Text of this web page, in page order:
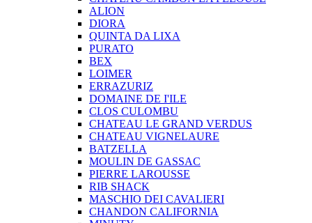
ALION
DIORA
QUINTA DA LIXA
PURATO
BEX
LOIMER
ERRAZURIZ
DOMAINE DE I'ILE
CLOS CULOMBU
CHATEAU LE GRAND VERDUS
CHATEAU VIGNELAURE
BATZELLA
MOULIN DE GASSAC
PIERRE LAROUSSE
RIB SHACK
MASCHIO DEI CAVALIERI
CHANDON CALIFORNIA